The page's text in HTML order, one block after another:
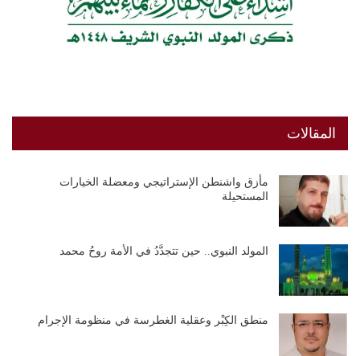
المقالات
مأزق واشنطن الإستراتيجي ومعضلة الخيارات
المستحيلة
المولد النبوي.. حين تتجدَّدُ في الأمة روحُ محمد
منطق الكِبْر وعقلية الغطرسة في منظومة الإجرام